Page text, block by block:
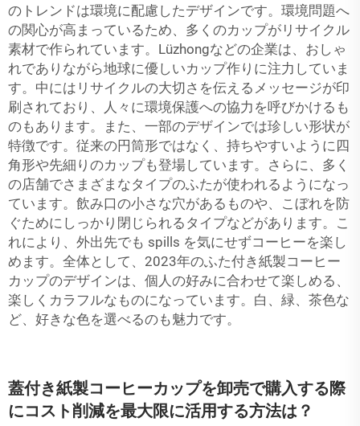
のトレンドは環境に配慮したデザインです。環境問題へ
の関心が高まっているため、多くのカップがリサイクル
素材で作られています。Lüzhongなどの企業は、おしゃ
れでありながら地球に優しいカップ作りに注力していま
す。中にはリサイクルの大切さを伝えるメッセージが印
刷されており、人々に環境保護への協力を呼びかけるも
のもあります。また、一部のデザインでは珍しい形状が
特徴です。従来の円筒形ではなく、持ちやすいように四
角形や先細りのカップも登場しています。さらに、多く
の店舗でさまざまなタイプのふたが使われるようになっ
ています。飲み口の小さな穴があるものや、こぼれを防
ぐためにしっかり閉じられるタイプなどがあります。こ
れにより、外出先でも spills を気にせずコーヒーを楽し
めます。全体として、2023年のふた付き紙製コーヒー
カップのデザインは、個人の好みに合わせて楽しめる、
楽しくカラフルなものになっています。白、緑、茶色な
ど、好きな色を選べるのも魅力です。
蓋付き紙製コーヒーカップを卸売で購入する際
にコスト削減を最大限に活用する方法は？